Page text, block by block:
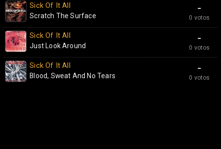
-
0 votos
Sick Of It All
Scratch The Surface
-
0 votos
Sick Of It All
Just Look Around
-
0 votos
Sick Of It All
Blood, Sweat And No Tears